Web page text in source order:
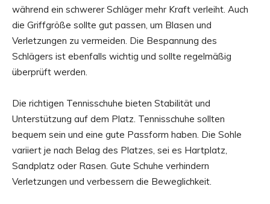
während ein schwerer Schläger mehr Kraft verleiht. Auch
die Griffgröße sollte gut passen, um Blasen und
Verletzungen zu vermeiden. Die Bespannung des
Schlägers ist ebenfalls wichtig und sollte regelmäßig
überprüft werden.
Die richtigen Tennisschuhe bieten Stabilität und
Unterstützung auf dem Platz. Tennisschuhe sollten
bequem sein und eine gute Passform haben. Die Sohle
variiert je nach Belag des Platzes, sei es Hartplatz,
Sandplatz oder Rasen. Gute Schuhe verhindern
Verletzungen und verbessern die Beweglichkeit.